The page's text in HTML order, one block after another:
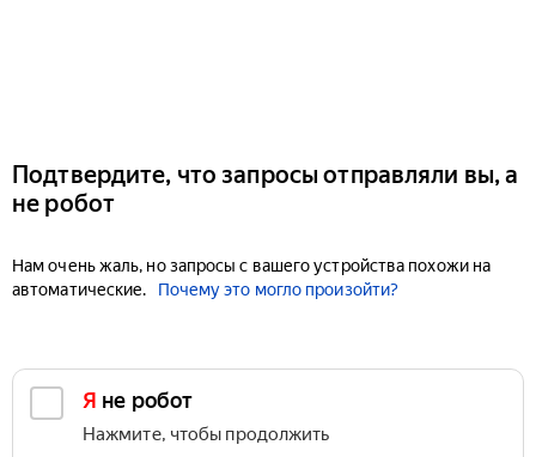
Подтвердите, что запросы отправляли вы, а
не робот
Нам очень жаль, но запросы с вашего устройства похожи на
автоматические.
Почему это могло произойти?
Я не робот
Нажмите, чтобы продолжить